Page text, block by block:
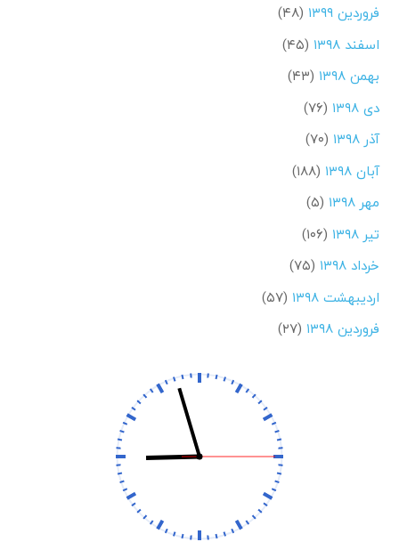
فروردین ۱۳۹۹
(۴۸)
اسفند ۱۳۹۸
(۴۵)
بهمن ۱۳۹۸
(۴۳)
دی ۱۳۹۸
(۷۶)
آذر ۱۳۹۸
(۷۰)
آبان ۱۳۹۸
(۱۸۸)
مهر ۱۳۹۸
(۵)
تیر ۱۳۹۸
(۱۰۶)
خرداد ۱۳۹۸
(۷۵)
اردیبهشت ۱۳۹۸
(۵۷)
فروردین ۱۳۹۸
(۲۷)